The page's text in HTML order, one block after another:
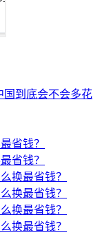
国到底会不会多花
省钱？
省钱？
换最省钱？
换最省钱？
换最省钱？
换最省钱？